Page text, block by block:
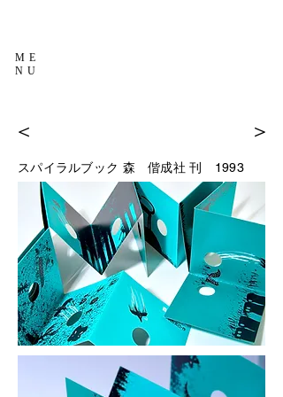
ME
NU
＜ ＞
スパイラルブック 森偕成社 刊 1993